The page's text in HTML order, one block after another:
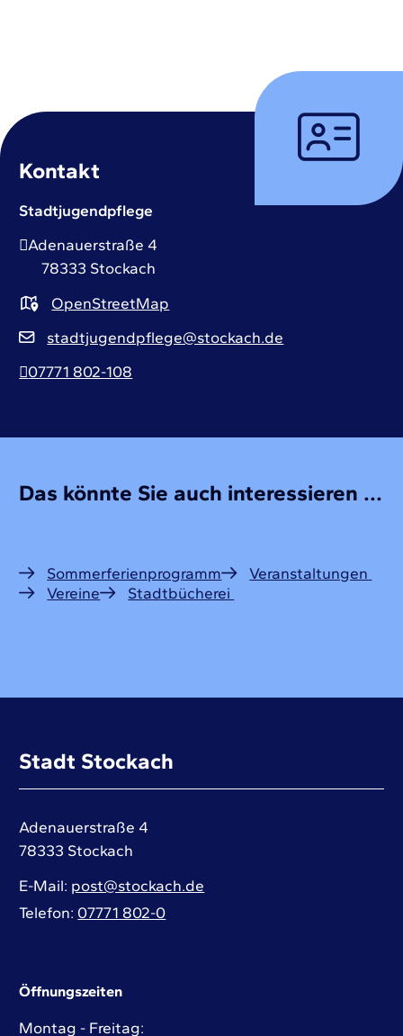
Kontakt
Stadtjugendpflege
Adenauerstraße 4
78333 Stockach
OpenStreetMap
stadtjugendpflege@stockach.de
07771 802-108
Das könnte Sie auch interessieren ...
Sommerferienprogramm
Veranstaltungen
Vereine
Stadtbücherei
Stadt Stockach
Adenauerstraße 4
78333 Stockach
E-Mail post@stockach.de
Telefon 07771 802-0
Öffnungszeiten
Montag - Freitag: